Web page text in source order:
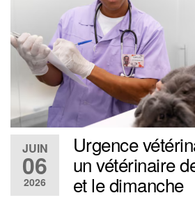
JUIN
06
2026
Urgence
un vétérinaire
et le dimanche